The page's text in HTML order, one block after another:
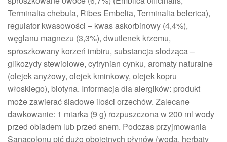
Terminalia chebula, Ribes Embelia, Terminalia belerica),
regulator kwasowości – kwas askorbinowy (4,4%),
węglanu magnezu (3,3%), dwutlenek krzemu,
sproszkowany korzeń imbiru, substancja słodząca –
glikozydy stewiolowe, cytrynian cynku, aromaty naturalne
(olejek anyżowy, olejek kminkowy, olejek kopru
włoskiego), biotyna. Informacja dla alergików: produkt
może zawierać śladowe ilości orzechów. Zalecane
dawkowanie: 1 miarka (9 g) rozpuszczona w 200 ml wody
przed obiadem lub przed snem. Podczas przyjmowania
Sanacolonu pić dużo obojętnych płynów (woda, herbaty